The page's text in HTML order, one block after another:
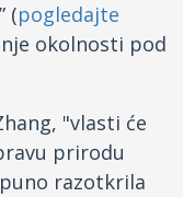
(pogledajte
okolnosti pod
"vlasti će
prirodu
razotkrila